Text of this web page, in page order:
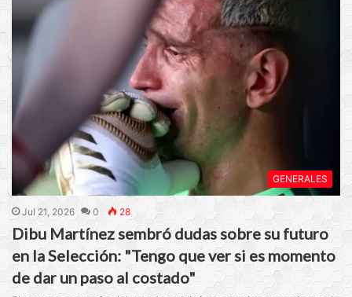
GENERALES
Jul 21, 2026 0 28
Dibu Martínez sembró dudas sobre su futuro
en la Selección: "Tengo que ver si es momento
de dar un paso al costado"